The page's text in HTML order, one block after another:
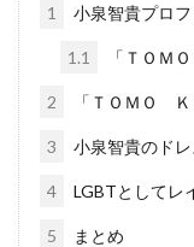
1 小泉智貴プロ
1.1 「ＴＯＭ
2 「ＴＯＭＯ Ｋ
3 小泉智貴のド
4 LGBTとしてレ
5 まとめ